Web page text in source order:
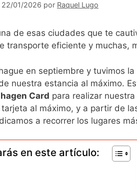
22/01/2026 por Raquel Lugo
de esas ciudades que te
transporte eficiente y muchas,
en septiembre y tuvimos
nuestra estancia al máximo.
Card para realizar
al máximo, y a partir de
a recorrer los lugares
en este artículo: